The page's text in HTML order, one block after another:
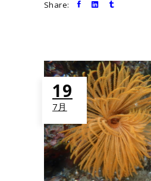
Share:
19
7月